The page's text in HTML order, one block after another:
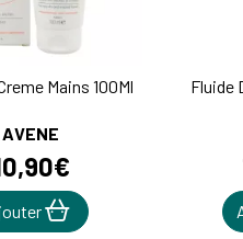
Mains 100Ml
AVENE
,90€
Fluide